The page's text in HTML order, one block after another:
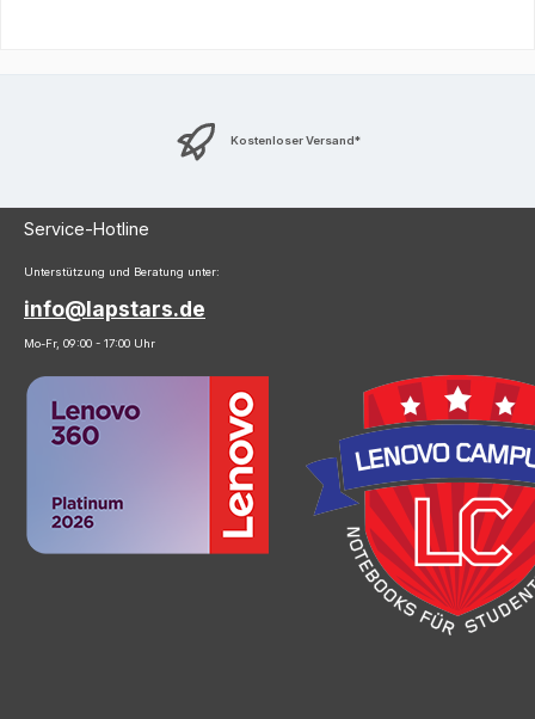
Kostenloser Versand*
Service-Hotline
Unterstützung und Beratung unter:
info@lapstars.de
Mo-Fr, 09:00 - 17:00 Uhr